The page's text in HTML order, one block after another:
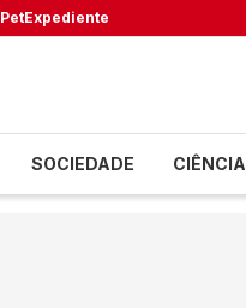
PetExpediente
SOCIEDADE CIÊNCIA